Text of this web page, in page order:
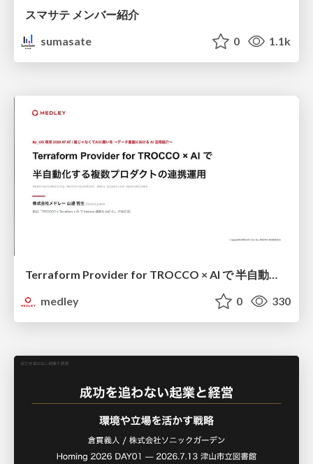
スマサテ メンバー紹介
sumasate
0 1.1k
Terraform Provider for TROCCO × AI で 半自動化する複数プロダクトの連携運用 / Semi-Automating Multi-Product Data Integration Ops with the Terraform Provider for TROCCO × AI
medley
0 330